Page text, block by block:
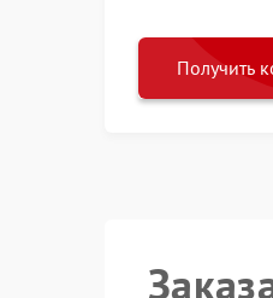
Получить